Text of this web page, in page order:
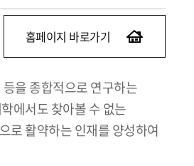
홈페이지 바로가기
을 종합적으로 연구하는
에서도 찾아볼 수 없는
로 활약하는 인재를 양성하여